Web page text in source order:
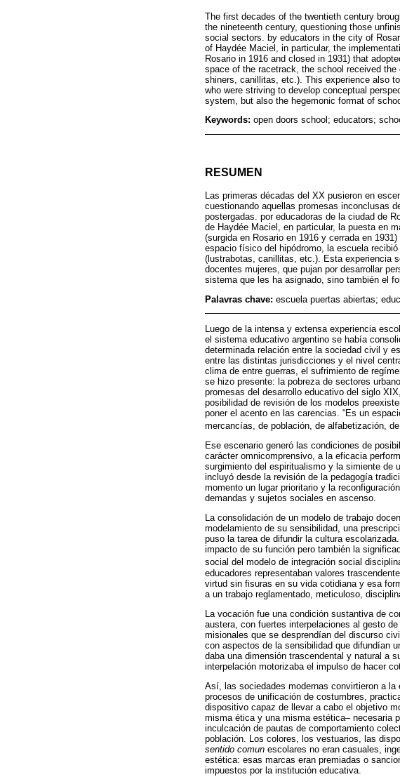
The first decades of the twentieth century
the nineteenth century, questioning those
social sectors. by educators in the city of
of Haydée Maciel, in particular, the
Rosario in 1916 and closed in 1931) that
space of the racetrack, the school received
shiners, canillitas, etc.). This experience also
who were striving to develop conceptual
system, but also the hegemonic format of
Keywords: open doors school; educators;
RESUMEN
Las primeras décadas del XX pusieron en
cuestionando aquellas promesas inconclusas
postergadas. por educadoras de la ciudad de
de Haydée Maciel, en particular, la puesta en
(surgida en Rosario en 1916 y cerrada en
espacio físico del hipódromo, la escuela
(lustrabotas, canillitas, etc.). Esta experiencia
docentes mujeres, que pujan por desarrollar
sistema que les ha asignado, sino también el
Palavras chave: escuela puertas abiertas;
Luego de la intensa y extensa experiencia
el sistema educativo argentino se había
determinada relación entre la sociedad civil y
entre las distintas jurisdicciones y el nivel
clima de entre guerras, el sufrimiento de
se hizo presente: la pobreza de sectores
promesas del desarrollo educativo del siglo
posibilidad de revisión de los modelos
poner el acento en las carencias. “Es un
mercancías, de población, de alfabetización,
Ese escenario generó las condiciones de
carácter omnicomprensivo, a la eficacia
surgimiento del espiritualismo y la simiente de
incluyó desde la revisión de la pedagogía
momento un lugar prioritario y la
demandas y sujetos sociales en ascenso.
La consolidación de un modelo de trabajo
modelamiento de su sensibilidad, una
puso la tarea de difundir la cultura
impacto de su función pero también la
social del modelo de integración social
educadores representaban valores
virtud sin fisuras en su vida cotidiana y esa
a un trabajo reglamentado, meticuloso,
La vocación fue una condición sustantiva de
austera, con fuertes interpelaciones al gesto
misionales que se desprendían del discurso
con aspectos de la sensibilidad que difundían
daba una dimensión trascendental y natural a
interpelación motorizaba el impulso de hacer
Así, las sociedades modernas convirtieron a
procesos de unificación de costumbres,
dispositivo capaz de llevar a cabo el objetivo
misma ética y una misma estética– necesaria
inculcación de pautas de comportamiento
población. Los colores, los vestuarios, las
sentido comun escolares no eran casuales,
estética: esas marcas eran premiadas o
impuestos por la institución educativa.